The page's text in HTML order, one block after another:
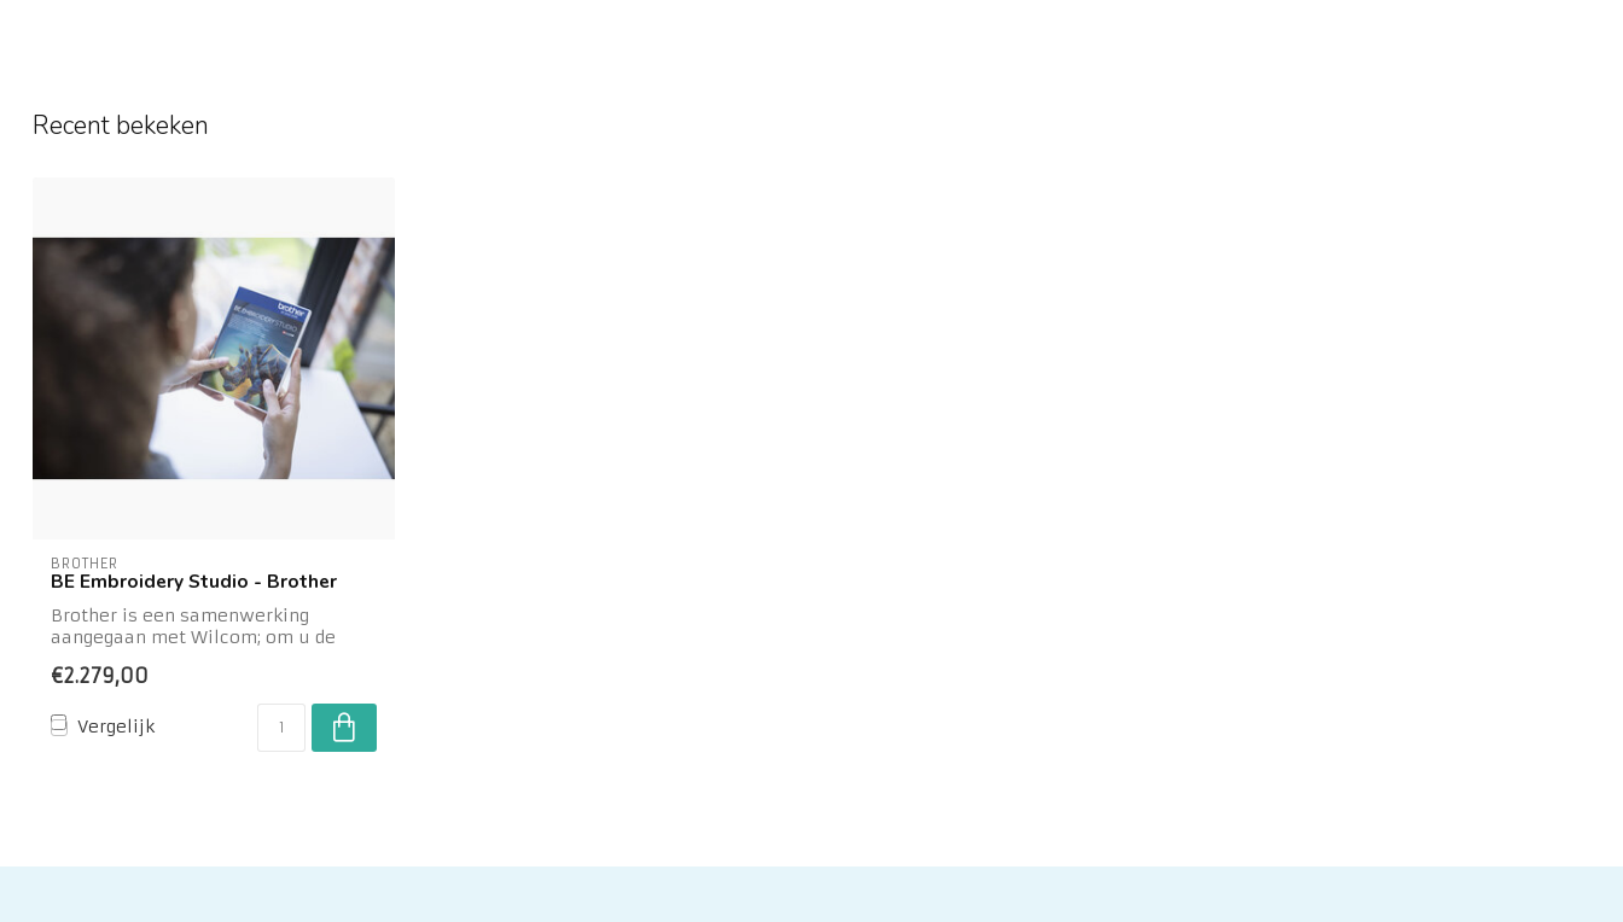
Recent bekeken
BROTHER
BE Embroidery Studio - Brother
Brother is een samenwerking
aangegaan met Wilcom; om u de
€2.279,00
Vergelijk